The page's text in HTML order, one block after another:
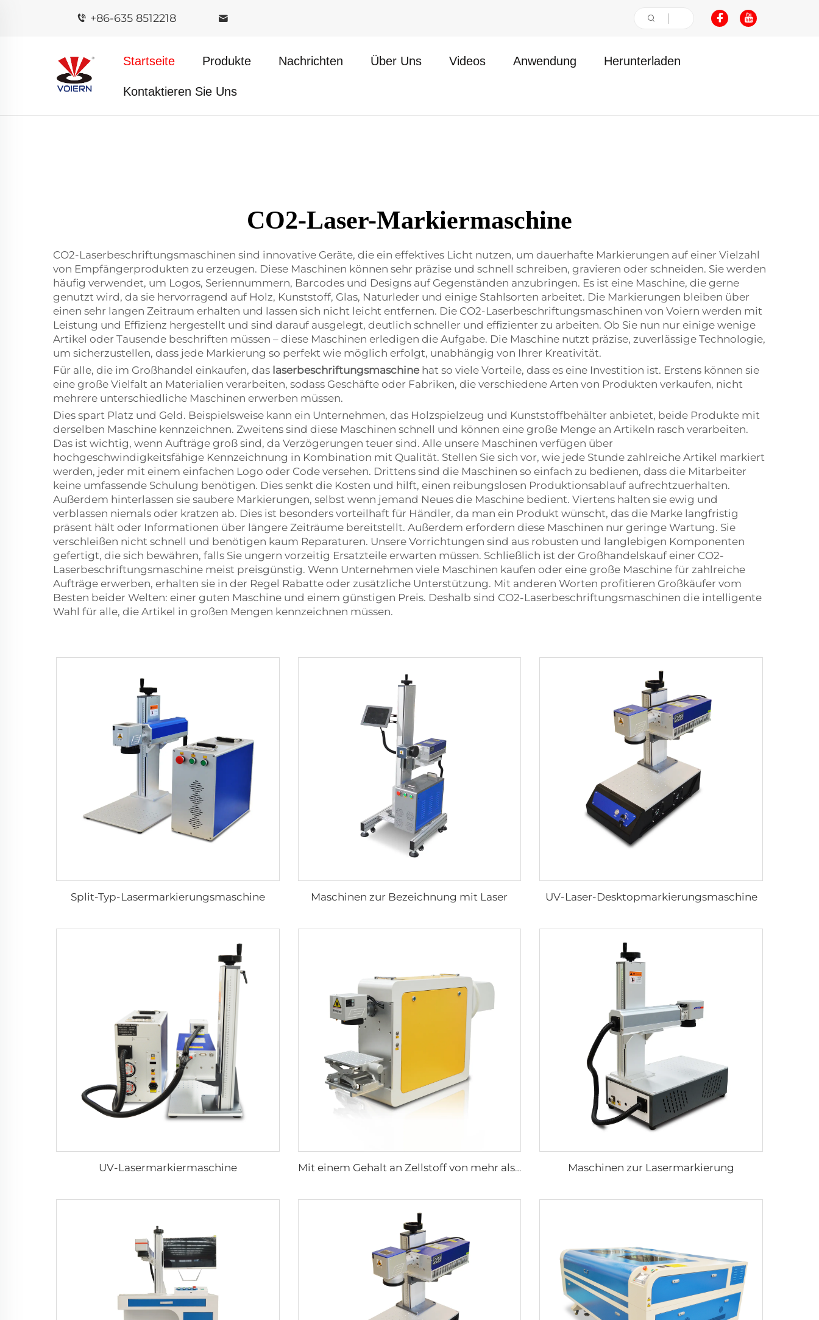
+86-635 8512218
Startseite Produkte Nachrichten Über Uns Videos Anwendung Herunterladen
Kontaktieren Sie Uns
CO2-Laser-Markiermaschine
CO2-Laserbeschriftungsmaschinen sind innovative Geräte, die ein effektives Licht nutzen, um dauerhafte Markierungen auf einer Vielzahl
von Empfängerprodukten zu erzeugen. Diese Maschinen können sehr präzise und schnell schreiben, gravieren oder schneiden. Sie werden
häufig verwendet, um Logos, Seriennummern, Barcodes und Designs auf Gegenständen anzubringen. Es ist eine Maschine, die gerne
genutzt wird, da sie hervorragend auf Holz, Kunststoff, Glas, Naturleder und einige Stahlsorten arbeitet. Die Markierungen bleiben über
einen sehr langen Zeitraum erhalten und lassen sich nicht leicht entfernen. Die CO2-Laserbeschriftungsmaschinen von Voiern werden mit
Leistung und Effizienz hergestellt und sind darauf ausgelegt, deutlich schneller und effizienter zu arbeiten. Ob Sie nun nur einige wenige
Artikel oder Tausende beschriften müssen – diese Maschinen erledigen die Aufgabe. Die Maschine nutzt präzise, zuverlässige Technologie,
um sicherzustellen, dass jede Markierung so perfekt wie möglich erfolgt, unabhängig von Ihrer Kreativität.
Für alle, die im Großhandel einkaufen, das laserbeschriftungsmaschine hat so viele Vorteile, dass es eine Investition ist. Erstens können sie
eine große Vielfalt an Materialien verarbeiten, sodass Geschäfte oder Fabriken, die verschiedene Arten von Produkten verkaufen, nicht
mehrere unterschiedliche Maschinen erwerben müssen.
Dies spart Platz und Geld. Beispielsweise kann ein Unternehmen, das Holzspielzeug und Kunststoffbehälter anbietet, beide Produkte mit
derselben Maschine kennzeichnen. Zweitens sind diese Maschinen schnell und können eine große Menge an Artikeln rasch verarbeiten.
Das ist wichtig, wenn Aufträge groß sind, da Verzögerungen teuer sind. Alle unsere Maschinen verfügen über
hochgeschwindigkeitsfähige Kennzeichnung in Kombination mit Qualität. Stellen Sie sich vor, wie jede Stunde zahlreiche Artikel markiert
werden, jeder mit einem einfachen Logo oder Code versehen. Drittens sind die Maschinen so einfach zu bedienen, dass die Mitarbeiter
keine umfassende Schulung benötigen. Dies senkt die Kosten und hilft, einen reibungslosen Produktionsablauf aufrechtzuerhalten.
Außerdem hinterlassen sie saubere Markierungen, selbst wenn jemand Neues die Maschine bedient. Viertens halten sie ewig und
verblassen niemals oder kratzen ab. Dies ist besonders vorteilhaft für Händler, da man ein Produkt wünscht, das die Marke langfristig
präsent hält oder Informationen über längere Zeiträume bereitstellt. Außerdem erfordern diese Maschinen nur geringe Wartung. Sie
verschleißen nicht schnell und benötigen kaum Reparaturen. Unsere Vorrichtungen sind aus robusten und langlebigen Komponenten
gefertigt, die sich bewähren, falls Sie ungern vorzeitig Ersatzteile erwarten müssen. Schließlich ist der Großhandelskauf einer CO2-
Laserbeschriftungsmaschine meist preisgünstig. Wenn Unternehmen viele Maschinen kaufen oder eine große Maschine für zahlreiche
Aufträge erwerben, erhalten sie in der Regel Rabatte oder zusätzliche Unterstützung. Mit anderen Worten profitieren Großkäufer vom
Besten beider Welten: einer guten Maschine und einem günstigen Preis. Deshalb sind CO2-Laserbeschriftungsmaschinen die intelligente
Wahl für alle, die Artikel in großen Mengen kennzeichnen müssen.
Split-Typ-Lasermarkierungsmaschine Maschinen zur Bezeichnung mit Laser UV-Laser-Desktopmarkierungsmaschine
UV-Lasermarkiermaschine Mit einem Gehalt an Zellstoff von mehr als 0,9 GHT Maschinen zur Lasermarkierung